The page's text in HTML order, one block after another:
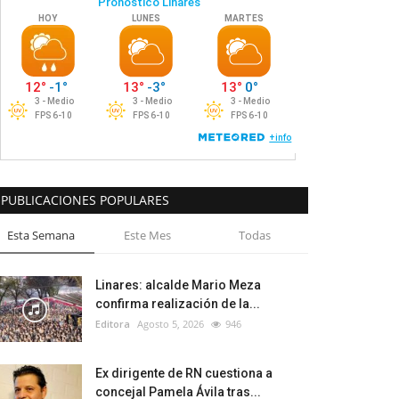
PUBLICACIONES POPULARES
Esta Semana Este Mes Todas
Linares: alcalde Mario Meza
confirma realización de la...
Editora Agosto 5, 2026 946
Ex dirigente de RN cuestiona a
concejal Pamela Ávila tras...